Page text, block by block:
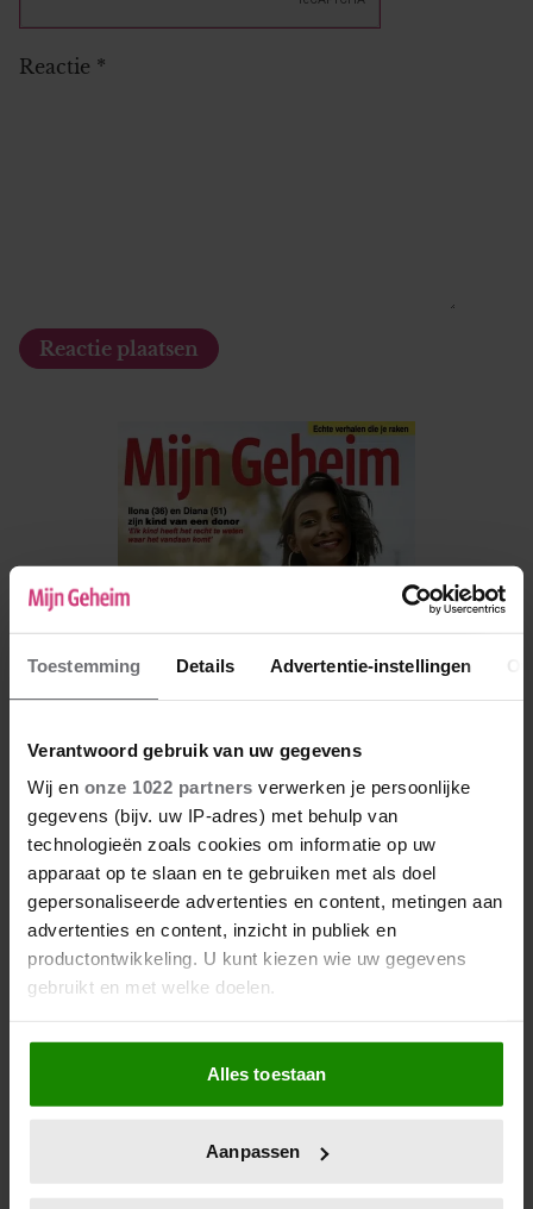
Toestemming Details Advertentie-instellingen
Verantwoord gebruik van uw gegevens
Wij en onze 1022 partners verwerken je persoonlijke
gegevens (bijv. uw IP-adres) met behulp van
technologieën zoals cookies om informatie op uw
apparaat op te slaan en te gebruiken met als doel
gepersonaliseerde advertenties en content, metingen aan
advertenties en content, inzicht in publiek en
productontwikkeling. U kunt kiezen wie uw gegevens
gebruikt en met welke doelen.
Als u het toestaat, willen we ook graag:
Informatie verzamelen over uw geografische locatie,
die tot een paar meter nauwkeurig kan zijn
op specifieke eigenschappen (fingerprinting)
Alles toestaan
Aanpassen
Reactie *
De nieuwe Mijn Geheim ligt nu in de winkel
Abonneren
Digitaal lezen
Los kopen